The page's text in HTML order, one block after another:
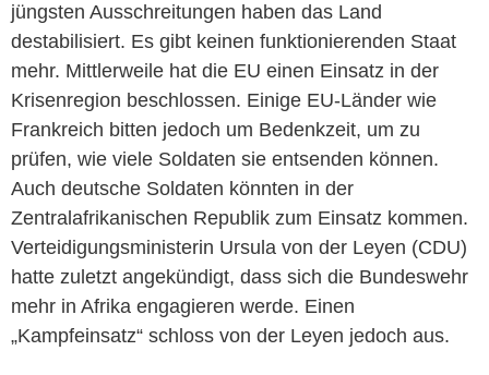
jüngsten Ausschreitungen haben das Land
destabilisiert. Es gibt keinen funktionierenden Staat
mehr. Mittlerweile hat die EU einen Einsatz in der
Krisenregion beschlossen. Einige EU-Länder wie
Frankreich bitten jedoch um Bedenkzeit, um zu
prüfen, wie viele Soldaten sie entsenden können.
Auch deutsche Soldaten könnten in der
Zentralafrikanischen Republik zum Einsatz kommen.
Verteidigungsministerin Ursula von der Leyen (CDU)
hatte zuletzt angekündigt, dass sich die Bundeswehr
mehr in Afrika engagieren werde. Einen
„Kampfeinsatz“ schloss von der Leyen jedoch aus.